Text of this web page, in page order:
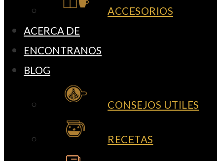
ACCESORIOS
ACERCA DE
ENCONTRANOS
BLOG
CONSEJOS UTILES
RECETAS